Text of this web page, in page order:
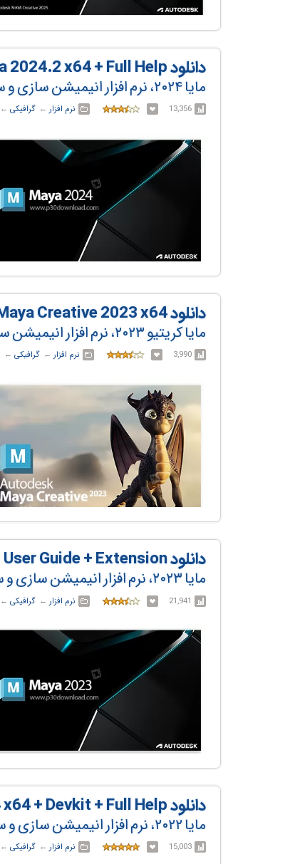
دانلود Autodesk Maya 2024.2 x64 + Full Help
مایا ۲۰۲۴، نرم افزار انیمیشن سازی و ساخت مدل‌های سه بعدی
13,356 نرم افزار ← ‏گرافیکی ← ‏
دانلود Autodesk Maya Creative 2023 x64
مایا کریتیو ۲۰۲۳، نرم افزار انیمیشن سازی و مدلسازی
3,990 نرم افزار ← ‏گرافیکی ← ‏
دانلود Autodesk Maya 2023.3 x64 + DevKit + User Guide + Extension
مایا ۲۰۲۳، نرم افزار انیمیشن سازی و ساخت مدل‌های سه بعدی
21,941 نرم افزار ← ‏گرافیکی ← ‏
دانلود Autodesk Maya 2022.4 x64 + Devkit + Full Help
مایا ۲۰۲۲، نرم افزار انیمیشن سازی و ساخت مدل‌های سه بعدی
15,003 نرم افزار ← ‏گرافیکی ← ‏